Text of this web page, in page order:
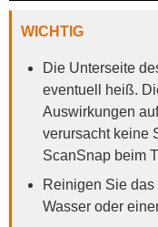
WICHTIG
Die Unterseite
eventuell heiß.
Auswirkungen
verursacht keine
ScanSnap beim
Reinigen Sie
Wasser oder